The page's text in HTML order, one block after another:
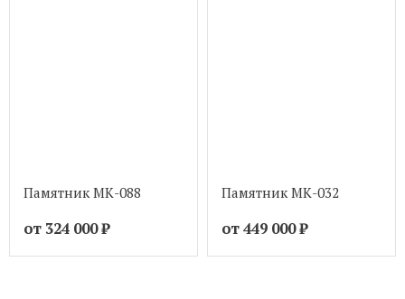
Памятник МК-088
от 324 000₽
Памятник МК-032
от 449 000₽